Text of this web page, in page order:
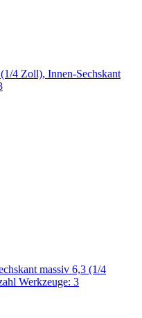
4 Zoll), Innen-Sechskant
massiv 6,3 (1/4
Werkzeuge: 3